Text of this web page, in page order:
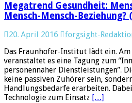
Megatrend Gesundheit:
Mensch-Mensch-Beziehung?
20. April 2016
forgsight-
Das Fraunhofer-Institut lädt ein.
veranstaltet es eine Tagung zum
personennaher Dienstleistungen”.
keine passiven Zuhörer sein,
Handlungsbedarfe erarbeiten.
Technologie zum Einsatz […]